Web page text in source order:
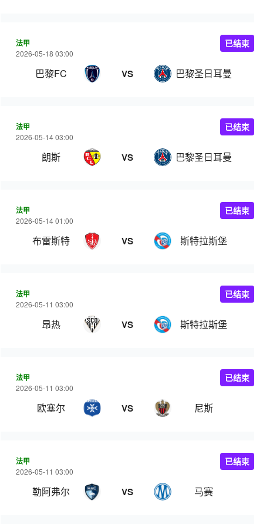
法甲
2026-05-18 03:00
巴黎FC VS 巴黎圣日耳曼
已结束
法甲
2026-05-14 03:00
朗斯 VS 巴黎圣日耳曼
已结束
法甲
2026-05-14 01:00
布雷斯特 VS 斯特拉斯堡
已结束
法甲
2026-05-11 03:00
昂热 VS 斯特拉斯堡
已结束
法甲
2026-05-11 03:00
欧塞尔 VS 尼斯
已结束
法甲
2026-05-11 03:00
勒阿弗尔 VS 马赛
已结束